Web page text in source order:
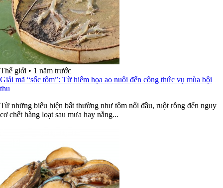
Thế giới • 1 năm trước
Giải mã “sốc tôm”: Từ hiểm họa ao nuôi đến công thức vụ mùa bội
thu
Từ những biểu hiện bất thường như tôm nổi đầu, ruột rỗng đến nguy
cơ chết hàng loạt sau mưa hay nắng...